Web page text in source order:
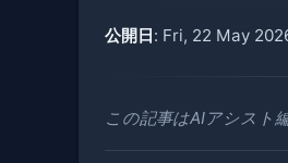
公開日: Fri, 22 May
この記事はAIアシスト